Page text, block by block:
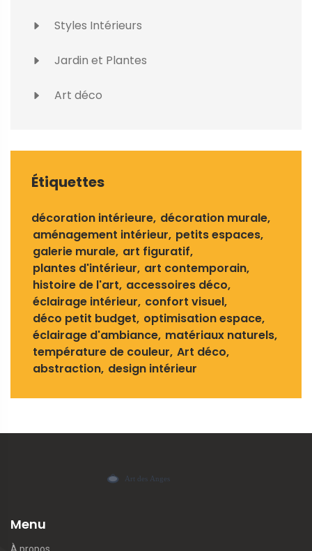
Styles Intérieurs
Jardin et Plantes
Art déco
Étiquettes
décoration intérieure décoration murale
aménagement intérieur petits espaces
galerie murale art figuratif
plantes d'intérieur art contemporain
histoire de l'art accessoires déco
éclairage intérieur confort visuel
déco petit budget optimisation espace
éclairage d'ambiance matériaux naturels
température de couleur Art déco
abstraction design intérieur
Menu
À propos